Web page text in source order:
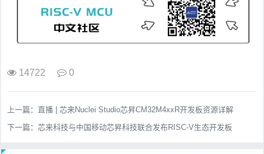
14722 0
上一篇： 直播 | 芯来Nuclei Studio芯昇CM32M4xxR开发板资源详解
下一篇： 芯来科技与中国移动芯昇科技联合发布RISC-V生态开发板